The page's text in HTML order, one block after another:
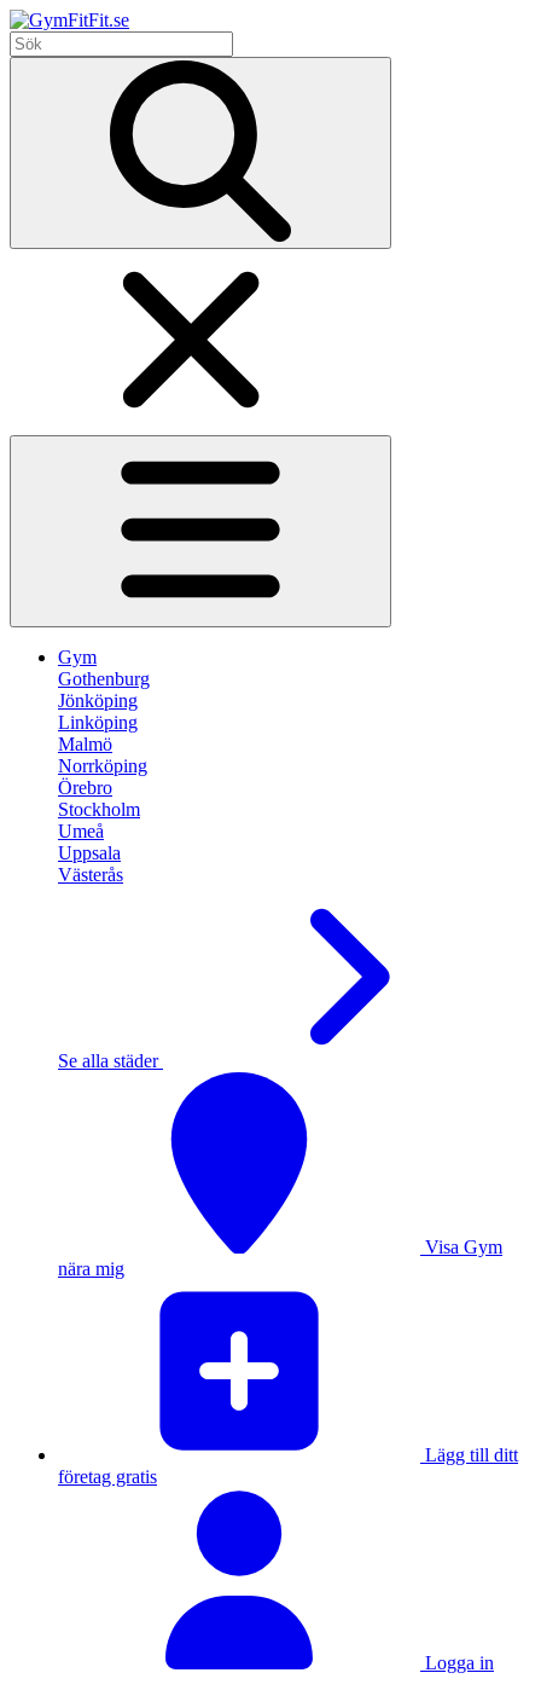
Gym
Gothenburg
Jönköping
Linköping
Malmö
Norrköping
Örebro
Stockholm
Umeå
Uppsala
Västerås
Se alla städer
Visa Gym
nära mig
Lägg till ditt
företag gratis
Logga in